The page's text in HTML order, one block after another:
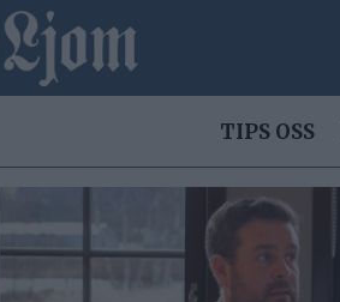
TIPS OSS